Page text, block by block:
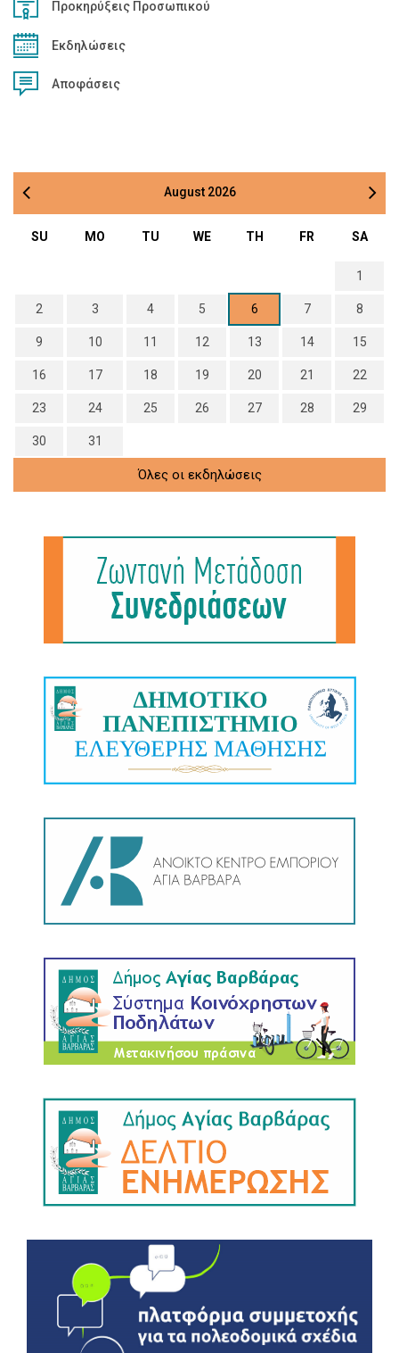
Προκηρύξεις Προσωπικού
Εκδηλώσεις
Αποφάσεις
August 2026
SU MO TU WE TH FR SA
1
2 3 4 5 6 7 8
9 10 11 12 13 14 15
16 17 18 19 20 21 22
23 24 25 26 27 28 29
30 31
Όλες οι εκδηλώσεις